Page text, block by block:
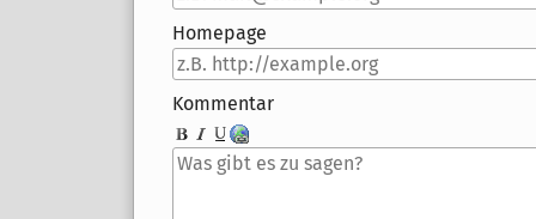
Homepage
Kommentar